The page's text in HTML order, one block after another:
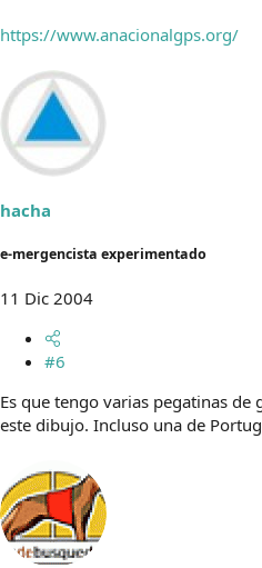
https://www.anacionalgps.org/
hacha
e-mergencista experimentado
11 Dic 2004
#6
Es que tengo varias pegatinas
este dibujo. Incluso una de